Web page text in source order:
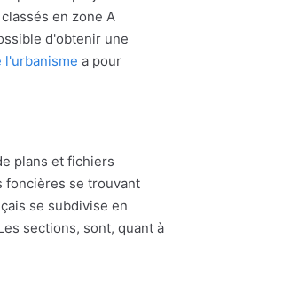
en zone A
d'obtenir une
l'urbanisme a pour
plans et fichiers
foncières se trouvant
se subdivise en
sections, sont, quant à